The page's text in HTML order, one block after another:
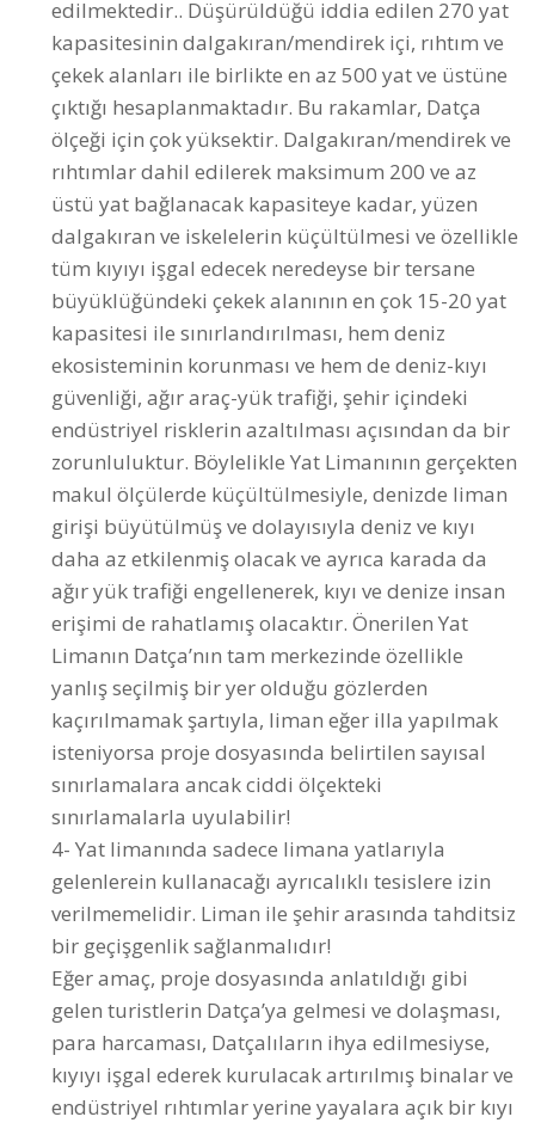
çıktığı hesaplanmaktadır. Bu rakamlar, Datça
ölçeği için çok yüksektir. Dalgakıran/mendirek ve
rıhtımlar dahil edilerek maksimum 200 ve az
üstü yat bağlanacak kapasiteye kadar, yüzen
dalgakıran ve iskelelerin küçültülmesi ve özellikle
tüm kıyıyı işgal edecek neredeyse bir tersane
büyüklüğündeki çekek alanının en çok 15-20 yat
kapasitesi ile sınırlandırılması, hem deniz
ekosisteminin korunması ve hem de deniz-kıyı
güvenliği, ağır araç-yük trafiği, şehir içindeki
endüstriyel risklerin azaltılması açısından da bir
zorunluluktur. Böylelikle Yat Limanının gerçekten
makul ölçülerde küçültülmesiyle, denizde liman
girişi büyütülmüş ve dolayısıyla deniz ve kıyı
daha az etkilenmiş olacak ve ayrıca karada da
ağır yük trafiği engellenerek, kıyı ve denize insan
erişimi de rahatlamış olacaktır. Önerilen Yat
Limanın Datça’nın tam merkezinde özellikle
yanlış seçilmiş bir yer olduğu gözlerden
kaçırılmamak şartıyla, liman eğer illa yapılmak
isteniyorsa proje dosyasında belirtilen sayısal
sınırlamalara ancak ciddi ölçekteki
sınırlamalarla uyulabilir!
4- Yat limanında sadece limana yatlarıyla
gelenlerein kullanacağı ayrıcalıklı tesislere izin
verilmemelidir. Liman ile şehir arasında tahditsiz
bir geçişgenlik sağlanmalıdır!
Eğer amaç, proje dosyasında anlatıldığı gibi
gelen turistlerin Datça’ya gelmesi ve dolaşması,
para harcaması, Datçalıların ihya edilmesiyse,
kıyıyı işgal ederek kurulacak artırılmış binalar ve
endüstriyel rıhtımlar yerine yayalara açık bir kıyı
alanı planlanarak… gelen turistlerin gerçekten
Datça’nın heryerine gitmesi kolaylaştırılmalı ve
Datçalıların da limana girişlerine tahditler